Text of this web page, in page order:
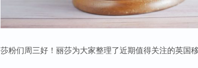
莎粉们周三好！丽莎为大家整理了近期值得关注的英国